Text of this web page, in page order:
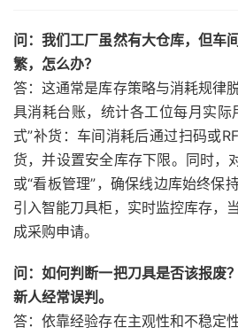
问：我们工厂虽然有大仓库，但车
繁，怎么办？
答：这通常是库存策略与消耗规律
具消耗台账，统计各工位每月实际
式”补货：车间消耗后通过扫码或
货，并设置安全库存下限。同时，
或“看板管理”，确保线边库始终保
引入智能刀具柜，实时监控库存，
成采购申请。
问：如何判断一把刀具是否该报废
新人经常误判。
答：依靠经验存在主观性和不稳定